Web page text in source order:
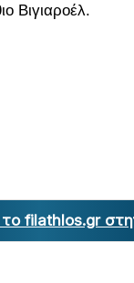
Βιγιαροέλ.
filathlos.gr